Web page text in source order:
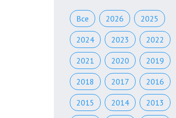
Все 2026 2025
2024 2023 2022
2021 2020 2019
2018 2017 2016
2015 2014 2013